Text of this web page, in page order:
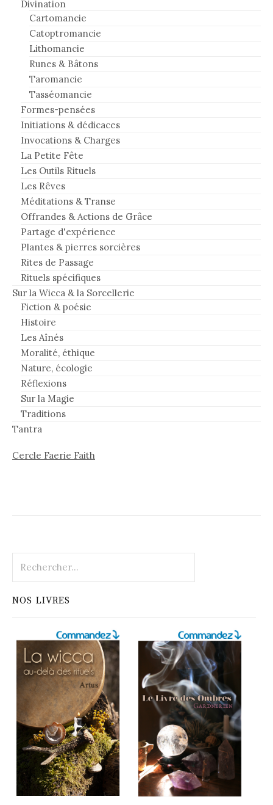
Divination
Cartomancie
Catoptromancie
Lithomancie
Runes & Bâtons
Taromancie
Tasséomancie
Formes-pensées
Initiations & dédicaces
Invocations & Charges
La Petite Fête
Les Outils Rituels
Les Rêves
Méditations & Transe
Offrandes & Actions de Grâce
Partage d'expérience
Plantes & pierres sorcières
Rites de Passage
Rituels spécifiques
Sur la Wicca & la Sorcellerie
Fiction & poésie
Histoire
Les Aînés
Moralité, éthique
Nature, écologie
Réflexions
Sur la Magie
Traditions
Tantra
Cercle Faerie Faith
NOS LIVRES